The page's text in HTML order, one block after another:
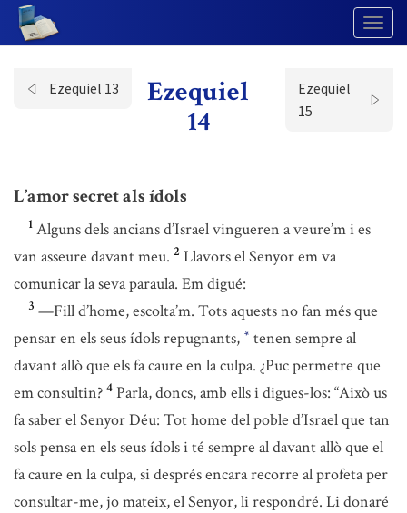
Ezequiel 13
Ezequiel
14
Ezequiel
15
L’amor secret als ídols
1 Alguns dels ancians d’Israel vingueren a veure’m i es
van asseure davant meu. 2 Llavors el Senyor em va
comunicar la seva paraula. Em digué:
3 —Fill d’home, escolta’m. Tots aquests no fan més que
pensar en els seus ídols repugnants, * tenen sempre al
davant allò que els fa caure en la culpa. ¿Puc permetre que
em consultin? 4 Parla, doncs, amb ells i digues-los: “Això us
fa saber el Senyor Déu: Tot home del poble d’Israel que tan
sols pensa en els seus ídols i té sempre al davant allò que el
fa caure en la culpa, si després encara recorre al profeta per
consultar-me, jo mateix, el Senyor, li respondré. Li donaré